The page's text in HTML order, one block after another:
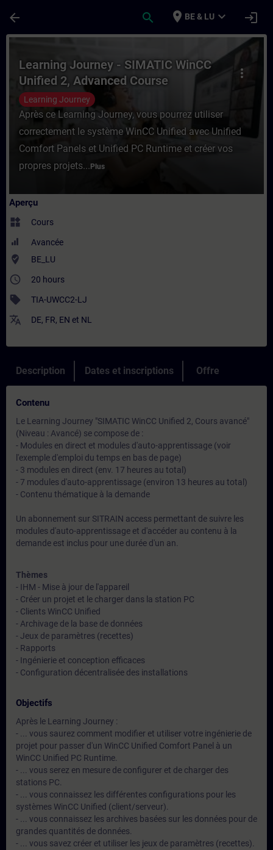
arrow_back search place BE & LU expand_more login
Cours - Learning Journey - SIMATIC
more_vert
Learning Journey - SIMATIC WinCC
Unified 2, Advanced Course
Learning Journey
Après ce Learning Journey, vous pourrez utiliser
correctement le système WinCC Unified avec Unified
Comfort Panels et Unified PC Runtime et créer vos
propres projets... Plus
Aperçu
widgets Cours
Avancée
where_to_vote BE_LU
access_time 20 hours
sell TIA-UWCC2-LJ
translate DE, FR, EN et NL
Description Dates et inscriptions Offre
Contenu
Le Learning Journey "SIMATIC WinCC Unified 2, Cours avancé"
(Niveau : Avancé) se compose de :
- Modules en direct et modules d'auto-apprentissage (voir
l'exemple d'emploi du temps en bas de page)
- 3 modules en direct (env. 17 heures au total)
- 7 modules d'auto-apprentissage (environ 13 heures au total)
- Contenu thématique à la demande
Un abonnement sur SITRAIN access permettant de suivre les
modules d'auto-apprentissage et d'accéder au contenu à la
demande est inclus pour une durée d'un an.
Thèmes
- IHM - Mise à jour de l'appareil
- Créer un projet et le charger dans la station PC
- Clients WinCC Unified
- Archivage de la base de données
- Jeux de paramètres (recettes)
- Rapports
- Ingénierie et conception efficaces
- Configuration décentralisée des installations
Objectifs
Après le Learning Journey :
- ... vous saurez comment modifier et utiliser votre ingénierie de
projet pour passer d'un WinCC Unified Comfort Panel à un
WinCC Unified PC Runtime.
- ... vous serez en mesure de configurer et de charger des
stations PC.
- ... vous connaissez les différentes configurations pour les
systèmes WinCC Unified (client/serveur).
- ... vous connaissez les archives basées sur les données pour de
grandes quantités de données.
- ... vous savez créer et utiliser les jeux de paramètres (recettes).